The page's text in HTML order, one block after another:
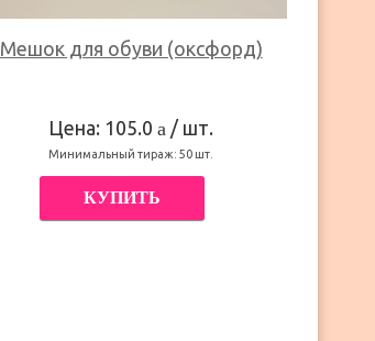
Мешок для обуви (оксфорд)
Цена: 105.0 a / шт.
Минимальный тираж: 50 шт.
КУПИТЬ